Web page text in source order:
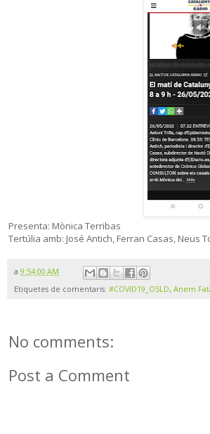
Presenta: Mònica Terribas
Tertúlia amb: José Antich, Ferran Casas, Neus
a 9:54:00 AM
Etiquetes de comentaris: #COVID19_OSLD, Anem
No comments:
Post a Comment